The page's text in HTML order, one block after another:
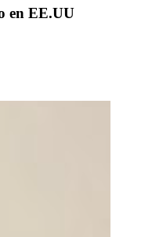
en EE.UU